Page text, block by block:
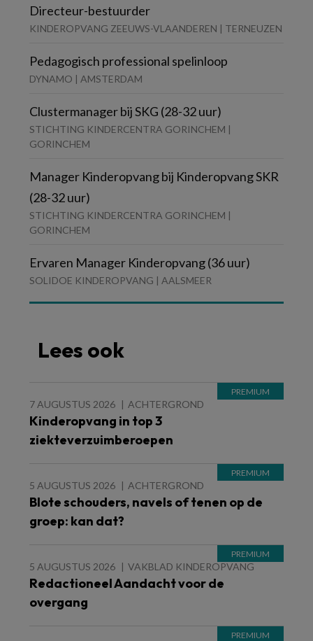
Directeur-bestuurder
KINDEROPVANG ZEEUWS-VLAANDEREN | TERNEUZEN
Pedagogisch professional spelinloop
DYNAMO | AMSTERDAM
Clustermanager bij SKG (28-32 uur)
STICHTING KINDERCENTRA GORINCHEM |
GORINCHEM
Manager Kinderopvang bij Kinderopvang SKR
(28-32 uur)
STICHTING KINDERCENTRA GORINCHEM |
GORINCHEM
Ervaren Manager Kinderopvang (36 uur)
SOLIDOE KINDEROPVANG | AALSMEER
Lees ook
7 AUGUSTUS 2026 ACHTERGROND
Kinderopvang in top 3
ziekteverzuimberoepen
5 AUGUSTUS 2026 ACHTERGROND
Blote schouders, navels of tenen op de
groep: kan dat?
5 AUGUSTUS 2026 VAKBLAD KINDEROPVANG
Redactioneel Aandacht voor de
overgang